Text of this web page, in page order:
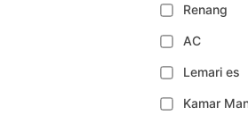
Renang
AC
Lemari es
Kamar